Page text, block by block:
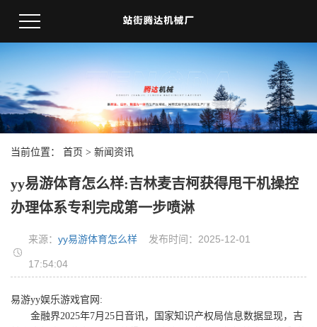
当前位置： 首页 > 新闻资讯
yy易游体育怎么样:吉林麦吉柯获得甩干机操控
办理体系专利完成第一步喷淋
来源： yy易游体育怎么样 发布时间：2025-12-01
17:54:04
易游yy娱乐游戏官网:
金融界2025年7月25日音讯，国家知识产权局信息数据显现，吉